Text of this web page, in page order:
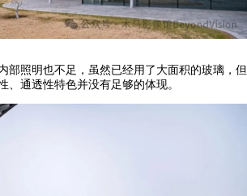
部照明也不足，虽然已经用了大面积的玻璃，但
、通透性特色并没有足够的体现。